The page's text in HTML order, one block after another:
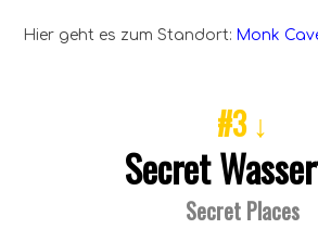
Hier geht es zum Standort: Monk
#3 ↓
Secret
Secret Places